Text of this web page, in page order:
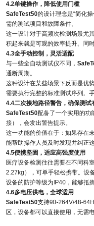
4.2单键操作，降低使用门槛
SafeTest50的设计理念是“简化
需的测试项目和故障条件。
这一设计对于高频次检测场景尤
积起来就是可观的效率提升。同
4.3全手动控制，灵活适配
与一些全自动测试仪不同，
通断周期。
这种设计在某些场景下反而是优
需要执行完整的标准测试序列。
4.4二次接地路径警告，确保测试
SafeTest50配备了一个实用的功
接），会发出警告提示。
这一功能的价值在于：如果存在
能帮助操作人员及时发现并纠正
4.5便携坚固，适应高强度使用
医疗设备检测往往需要在不同科
2.27kg），可单手轻松携带。设
设备的防护等级为IP40，能够抵
4.6多电压供电，全球适用
SafeTest50支持90-264V/48-
区，设备都可以直接使用，无需